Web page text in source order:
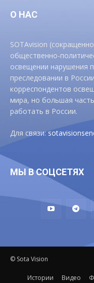
О НАС
SOTAvision
общественно-
освещении нарушения
преследовании в
корреспондентов
мира, но большая
работать в России.
Для связи:
МЫ В СОЦСЕТЯХ
© Sota Vision
Истории Видео